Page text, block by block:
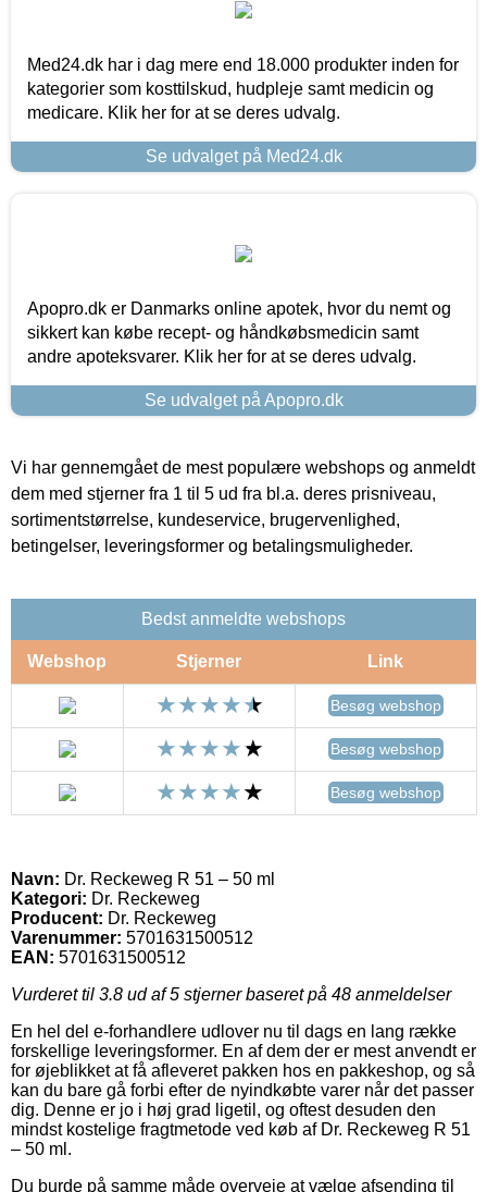
Med24.dk har i dag mere end 18.000 produkter inden for
kategorier som kosttilskud, hudpleje samt medicin og
medicare. Klik her for at se deres udvalg.
Se udvalget på Med24.dk
Apopro.dk er Danmarks online apotek, hvor du nemt og
sikkert kan købe recept- og håndkøbsmedicin samt
andre apoteksvarer. Klik her for at se deres udvalg.
Se udvalget på Apopro.dk
Vi har gennemgået de mest populære webshops og anmeldt
dem med stjerner fra 1 til 5 ud fra bl.a. deres prisniveau,
sortimentstørrelse, kundeservice, brugervenlighed,
betingelser, leveringsformer og betalingsmuligheder.
Bedst anmeldte webshops
Webshop Stjerner Link
Besøg webshop
Besøg webshop
Besøg webshop
Navn: Dr. Reckeweg R 51 – 50 ml
Kategori: Dr. Reckeweg
Producent: Dr. Reckeweg
Varenummer: 5701631500512
EAN: 5701631500512
Vurderet til 3.8 ud af 5 stjerner baseret på 48 anmeldelser
En hel del e-forhandlere udlover nu til dags en lang række
forskellige leveringsformer. En af dem der er mest anvendt er
for øjeblikket at få afleveret pakken hos en pakkeshop, og så
kan du bare gå forbi efter de nyindkøbte varer når det passer
dig. Denne er jo i høj grad ligetil, og oftest desuden den
mindst kostelige fragtmetode ved køb af Dr. Reckeweg R 51
– 50 ml.
Du burde på samme måde overveje at vælge afsending til